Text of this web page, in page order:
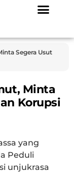
Segera Usut
Minta
Korupsi
yang
Peduli
unjukrasa